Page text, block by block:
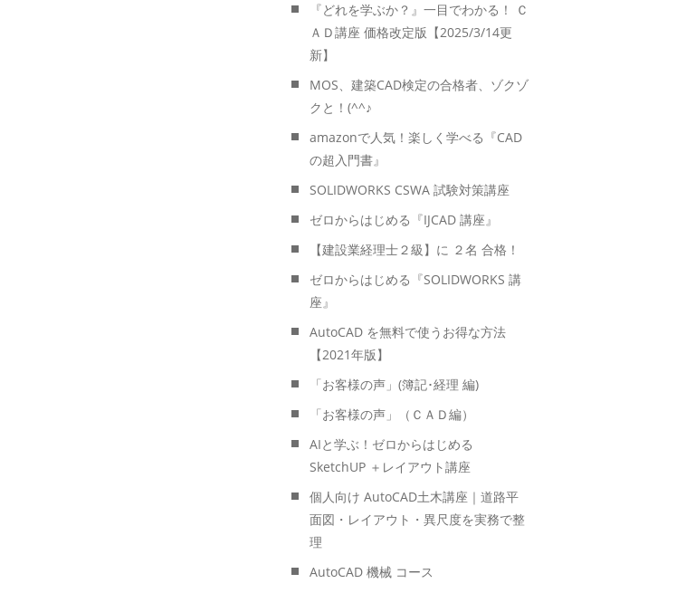
『どれを学ぶか？』一目でわかる！ Ｃ
ＡＤ講座 価格改定版【2025/3/14更
新】
MOS、建築CAD検定の合格者、ゾクゾ
クと！(^^♪
amazonで人気！楽しく学べる『CAD
の超入門書』
SOLIDWORKS CSWA 試験対策講座
ゼロからはじめる『IJCAD 講座』
【建設業経理士２級】に ２名 合格！
ゼロからはじめる『SOLIDWORKS 講
座』
AutoCAD を無料で使うお得な方法
【2021年版】
「お客様の声」(簿記･経理 編)
「お客様の声」（ＣＡＤ編）
AIと学ぶ！ゼロからはじめる
SketchUP ＋レイアウト講座
個人向け AutoCAD土木講座｜道路平
面図・レイアウト・異尺度を実務で整
理
AutoCAD 機械 コース